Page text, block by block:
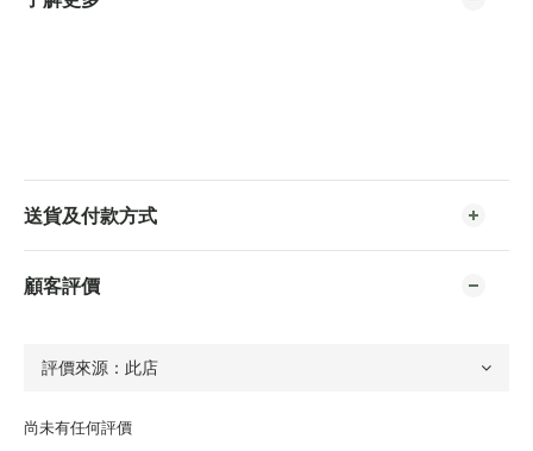
送貨及付款方式
顧客評價
尚未有任何評價